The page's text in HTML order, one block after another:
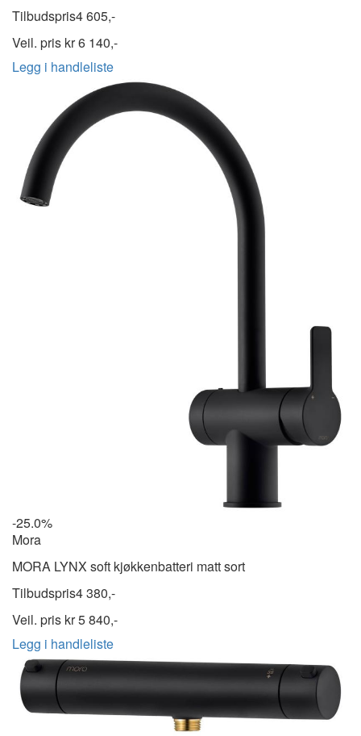
Tilbudspris4 605,-
Veil. pris kr6 140,-
Legg i handleliste
-25.0%
Mora
MORA LYNX soft kjøkkenbatteri matt sort
Tilbudspris4 380,-
Veil. pris kr5 840,-
Legg i handleliste